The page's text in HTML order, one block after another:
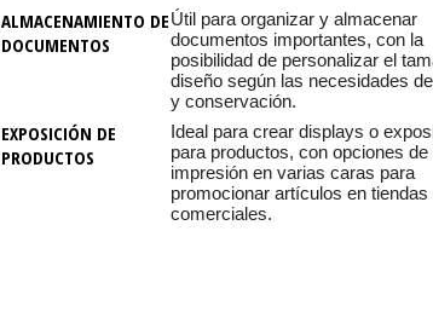
ALMACENAMIENTO DE
DOCUMENTOS
Útil para organizar y almacenar
documentos importantes, con la
posibilidad de personalizar el
diseño según las necesidades
y conservación.
EXPOSICIÓN DE
PRODUCTOS
Ideal para crear displays o
para productos, con opciones de
impresión en varias caras para
promocionar artículos en tiendas
comerciales.